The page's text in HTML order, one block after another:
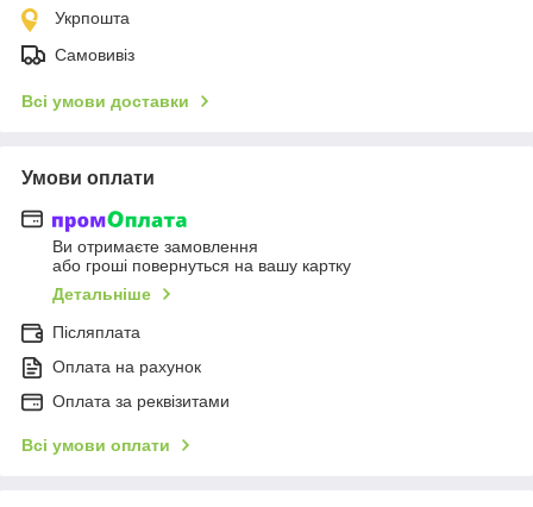
Укрпошта
Самовивіз
Всі умови доставки
Умови оплати
Ви отримаєте замовлення
або гроші повернуться на вашу картку
Детальніше
Післяплата
Оплата на рахунок
Оплата за реквізитами
Всі умови оплати